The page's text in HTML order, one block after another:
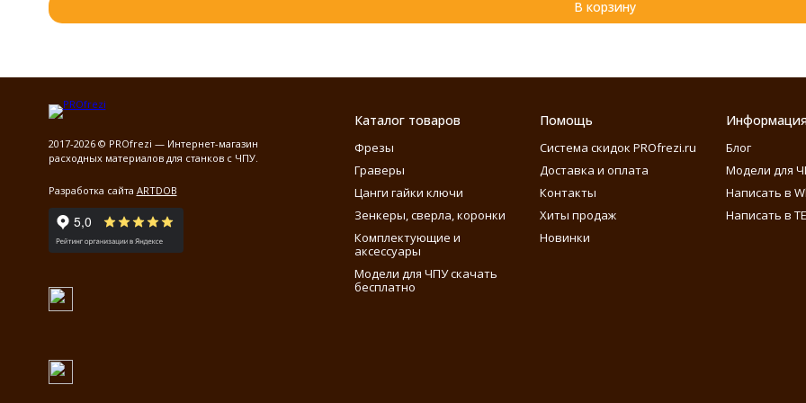
В корзину
2017-2026 © PROfrezi — Интернет-магазин
расходных материалов для станков с ЧПУ.
Разработка сайта ARTDOB
Каталог товаров
Фрезы
Граверы
Цанги гайки ключи
Зенкеры, сверла, коронки
Комплектующие и
аксессуары
Модели для ЧПУ скачать
бесплатно
Помощь
Система скидок PROfrezi.ru
Доставка и оплата
Контакты
Хиты продаж
Новинки
Блог
Модели для
Написать в
Написать в